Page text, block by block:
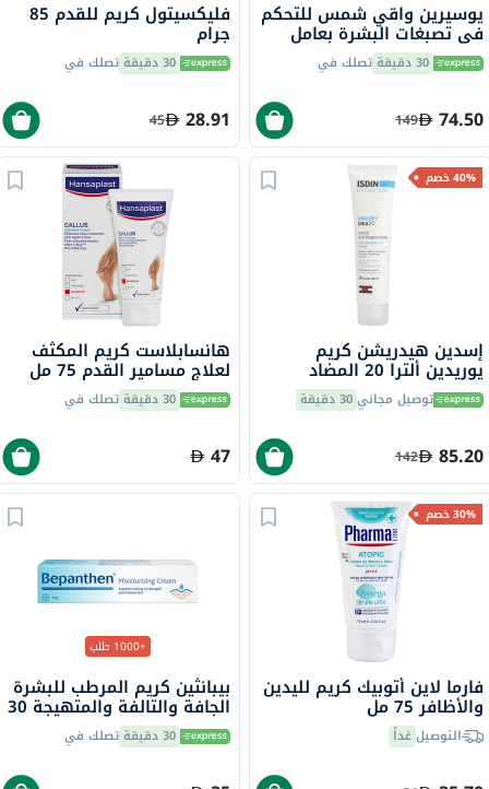
يوسيرين واقي شمس للتحكم
في تصبغات البشرة بعامل
حماية من الشمس 50+ سائل
حماية من أشعة الشمس
30 دقيقة تصلك في
74.50
149
فليكسيتول كريم للقدم 85
جرام
30 دقيقة تصلك في
28.91
45
40% خصم
إسدين هيدريشن كريم
يوريدين ألترا 20 المضاد
للخشونة 100 ملتوصيل مجاني30 دقيقة
85.20
142
هانسابلاست كريم المكثف
لعلاج مسامير القدم 75 مل
30 دقيقة تصلك في
47
30% خصم
فارما لاين أتوبيك كريم لليدين
والأظافر 75 مل
التوصيلغداً
+1000 طلب
بيبانثين كريم المرطب للبشرة
الجافة والتالفة والمتهيجة 30
جرام 30 دقيقة تصلك في